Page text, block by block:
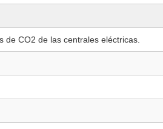
CO2 de las centrales eléctricas.